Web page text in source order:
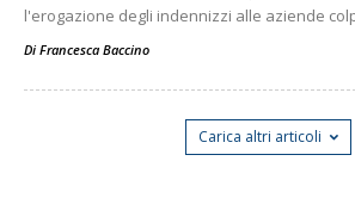
l'erogazione degli indennizzi alle aziende
Di Francesca Baccino
Carica altri articoli